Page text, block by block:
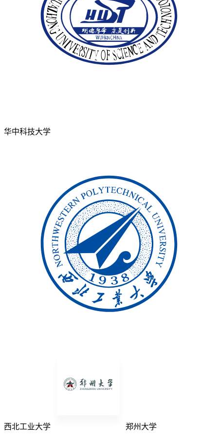
华中科技大学
西北工业大学 郑州大学